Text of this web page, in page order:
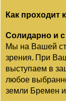
Как проходит
Солидарно и
Мы на Вашей
зрения. При
выступаем в
любое
земли Бремен